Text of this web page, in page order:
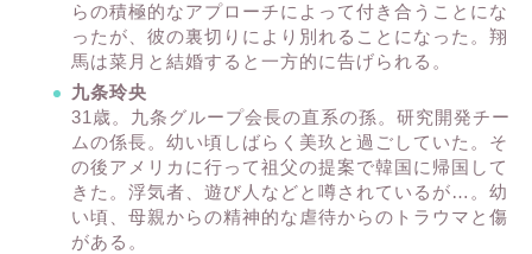
らの積極的なアプローチによって付き合うことにな
ったが、彼の裏切りにより別れることになった。翔
馬は菜月と結婚すると一方的に告げられる。
九条玲央
31歳。九条グループ会長の直系の孫。研究開発チー
ムの係長。幼い頃しばらく美玖と過ごしていた。そ
の後アメリカに行って祖父の提案で韓国に帰国して
きた。浮気者、遊び人などと噂されているが…。幼
い頃、母親からの精神的な虐待からのトラウマと傷
がある。